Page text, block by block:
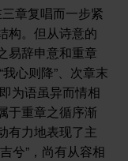
章复唱而一步紧
构。但从诗意的
易辞申意和重章
心则降”、次章末
为语虽异而情相
于重章之循序渐
有力地表现了主
兮”，尚有从容相